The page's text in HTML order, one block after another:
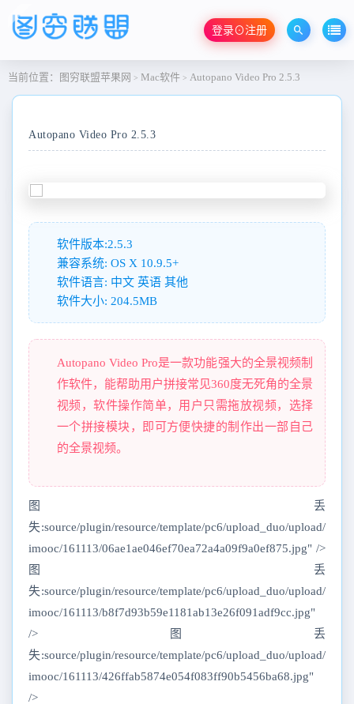
登录⊙注册
当前位置： 图穷联盟苹果网 > Mac软件 > Autopano Video Pro 2.5.3
Autopano Video Pro 2.5.3
软件版本:2.5.3
兼容系统: OS X 10.9.5+
软件语言: 中文 英语 其他
软件大小: 204.5MB
Autopano Video Pro是一款功能强大的全景视频制
作软件，能帮助用户拼接常见360度无死角的全景
视频，软件操作简单，用户只需拖放视频，选择
一个拼接模块，即可方便快捷的制作出一部自己
的全景视频。
图丢
失:source/plugin/resource/template/pc6/upload_duo/upload/
imooc/161113/06ae1ae046ef70ea72a4a09f9a0ef875.jpg" />
图丢
失:source/plugin/resource/template/pc6/upload_duo/upload/
imooc/161113/b8f7d93b59e1181ab13e26f091adf9cc.jpg"
/>图丢
失:source/plugin/resource/template/pc6/upload_duo/upload/
imooc/161113/426ffab5874e054f083ff90b5456ba68.jpg"
/>